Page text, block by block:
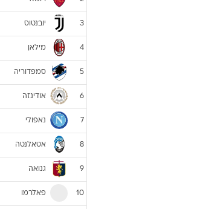
3 יובנטוס
4 מילאן
5 סמפדוריה
6 אודינזה
7 נאפולי
8 אטאלנטה
9 גנואה
10 פאלרמו